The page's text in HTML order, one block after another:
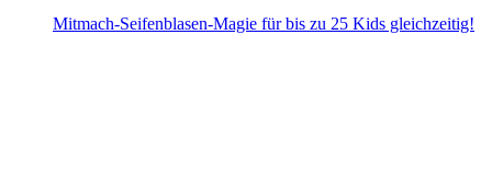
Mitmach-Seifenblasen-Magie für bis zu 25 Kids gleichzeitig!